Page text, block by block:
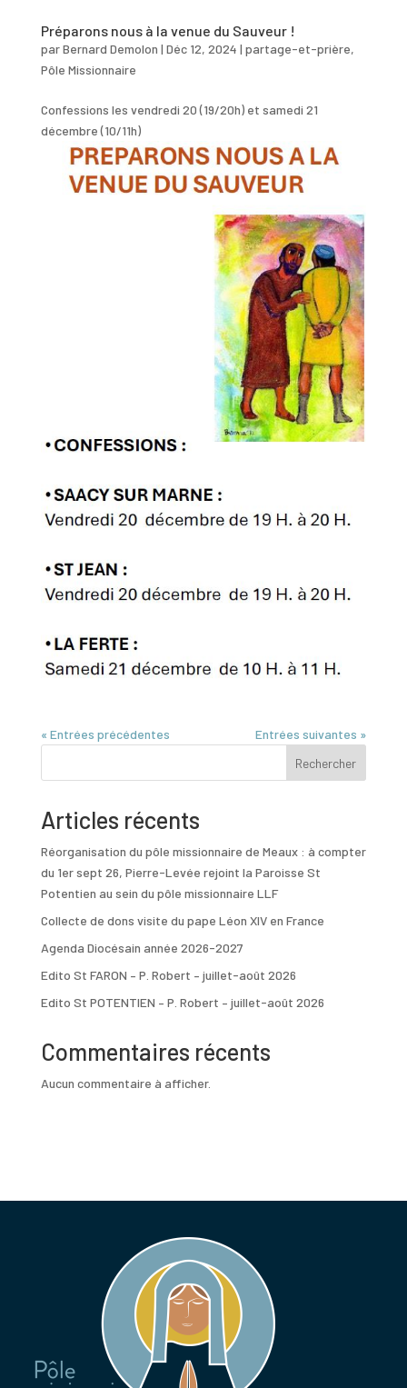
Préparons nous à la venue du Sauveur !
parBernard Demolon | Déc 12, 2024 | partage-et-prière,
Pôle Missionnaire
Confessions les vendredi 20 (19/20h) et samedi 21
décembre (10/11h)
« Entrées précédentes
Entrées suivantes »
Rechercher
Articles récents
Réorganisation du pôle missionnaire de Meaux : à compter
du 1er sept 26, Pierre-Levée rejoint la Paroisse St
Potentien au sein du pôle missionnaire LLF
Collecte de dons visite du pape Léon XIV en France
Agenda Diocésain année 2026-2027
Edito St FARON – P. Robert – juillet-août 2026
Edito St POTENTIEN – P. Robert – juillet-août 2026
Commentaires récents
Aucun commentaire à afficher.